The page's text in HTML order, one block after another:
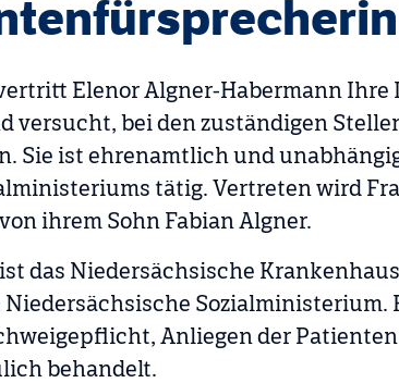
Elenor Algner-Habermann Ihre
versucht, bei den zuständigen
Sie ist ehrenamtlich und
tätig. Vertreten wird
ihrem Sohn Fabian Algner.
das Niedersächsische
Niedersächsische Sozialministerium.
Anliegen der
behandelt.